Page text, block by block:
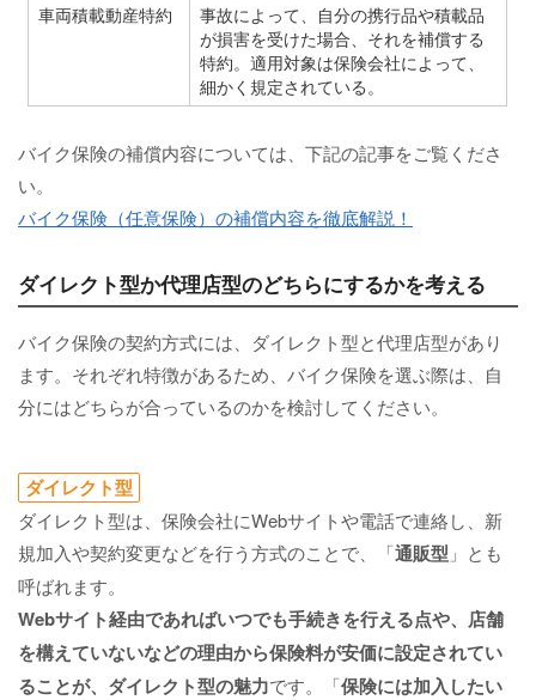
車両積載動産特約
事故によって、自分の携行品や積載品
が損害を受けた場合、それを補償する
特約。適用対象は保険会社によって、
細かく規定されている。
バイク保険の補償内容については、下記の記事をご覧くださ
い。
バイク保険（任意保険）の補償内容を徹底解説！
ダイレクト型か代理店型のどちらにするかを考える
バイク保険の契約方式には、ダイレクト型と代理店型があり
ます。それぞれ特徴があるため、バイク保険を選ぶ際は、自
分にはどちらが合っているのかを検討してください。
ダイレクト型
ダイレクト型は、保険会社にWebサイトや電話で連絡し、新
規加入や契約変更などを行う方式のことで、「通販型 」とも
呼ばれます。
Webサイト経由であればいつでも手続きを行える点や、店舗
を構えていないなどの理由から保険料が安価に設定されてい
ることが、ダイレクト型の魅力です。「保険には加入したい